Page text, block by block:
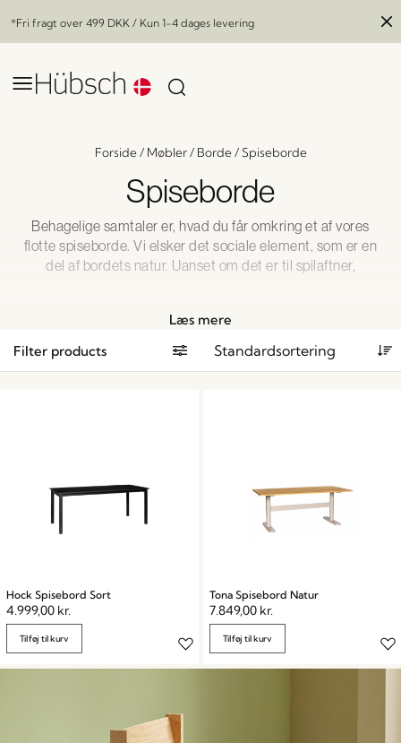
*Fri fragt over 499 DKK / Kun 1-4 dages levering
Forside/ Møbler/ Borde/ Spiseborde
Spiseborde
Behagelige samtaler er, hvad du får omkring et af vores
flotte spiseborde. Vi elsker det sociale element, som er en
del af bordets natur. Uanset om det er til spilaftner,
selvfølgelig også velkommen til at tage plads helt alene og
nyde en kop kaffe i ro og mag.
Læs mere
Filter products
Hock Spisebord Sort
4.999,00 kr.
Tilføj til kurv
Tona Spisebord Natur
7.849,00 kr.
Tilføj til kurv